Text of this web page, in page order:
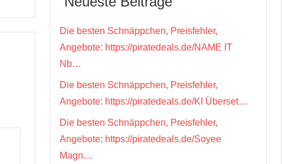
Die besten Schnäppchen, Preisfehler,
Angebote: https://piratedeals.de/NAME IT
Nb…
Die besten Schnäppchen, Preisfehler,
Angebote: https://piratedeals.de/KI Überset…
Die besten Schnäppchen, Preisfehler,
Angebote: https://piratedeals.de/Soyee
Magn…